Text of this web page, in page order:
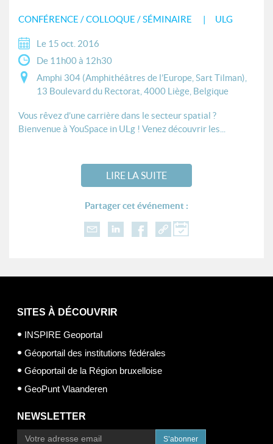
CONFÉRENCE / COLLOQUE / SÉMINAIRE ULG
Le 15 oct. 2016
De 11h00 à 12h30
Amphi 304 (Amphithéâtres de l’Europe, Sart Tilman),
13 Boulevard du Rectorat, 4000 Liège, Belgique
Vous rêvez d’une carrière dans le secteur spatial ?
Bienvenue à YouSpace in ULg ! Venez découvrir les...
LIRE LA SUITE
Partager cet événement :
SITES À DÉCOUVRIR
INSPIRE Geoportal
Géoportail des institutions fédérales
Géoportail de la Région bruxelloise
GeoPunt Vlaanderen
NEWSLETTER
S’abonner